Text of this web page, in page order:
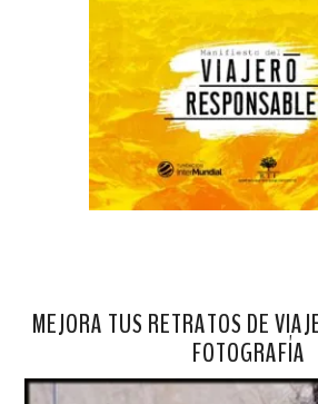
MEJORA TUS RETRATOS DE
FOTOGRAFÍA